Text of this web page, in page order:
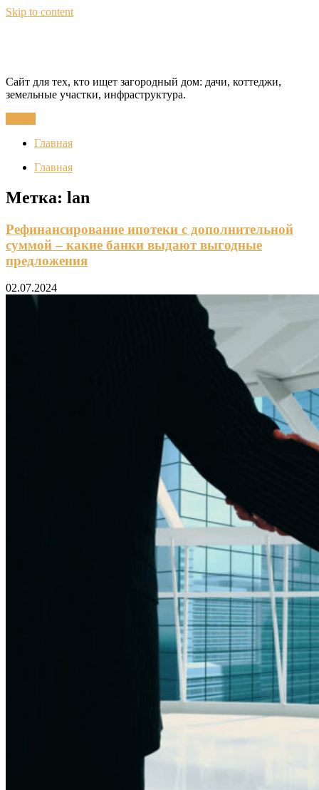
Skip to content
Сайт для тех, кто ищет загородный дом: дачи, коттеджи,
земельные участки, инфраструктура.
Главная
Главная
Метка: lan
Рефинансирование ипотеки с дополнительной
суммой – какие банки выдают выгодные
предложения
02.07.2024